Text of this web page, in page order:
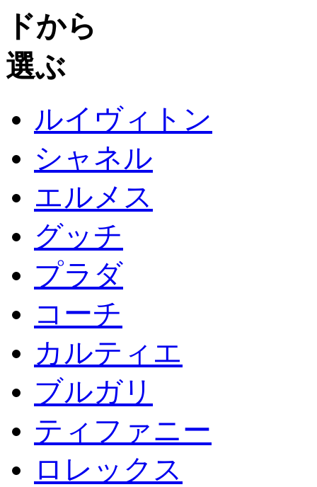
ルイヴィトン
シャネル
エルメス
グッチ
プラダ
コーチ
カルティエ
ブルガリ
ティファニー
ロレックス